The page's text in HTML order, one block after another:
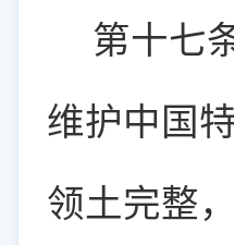
第十七
维护中国
领土完整